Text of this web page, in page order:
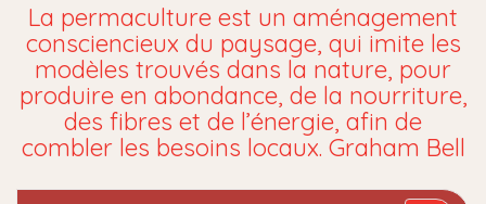
La permaculture est un aménagement
consciencieux du paysage, qui imite les
modèles trouvés dans la nature, pour
produire en abondance, de la nourriture,
des fibres et de l’énergie, afin de
combler les besoins locaux. Graham Bell